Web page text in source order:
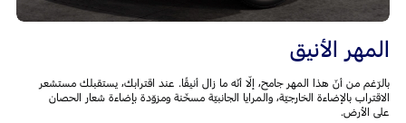
المهر الأنيق
بالرّغم من أنّ هذا المهر جامح، إلّا أنّه ما زال أنيقًا. عند اقترابك، يستقبلك مستشعر
الاقتراب بالإضاءة الخارجيّة، والمرايا الجانبيّة مسخّنة ومزوّدة بإضاءة شعار الحصان
على الأرض.